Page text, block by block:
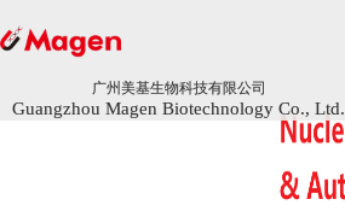
广州美基生物科技有限公司
Guangzhou Magen Biotechnology Co., Ltd.
广州美基生物科技有限公司
Guangzhou Magen Biotechnology Co., Ltd.